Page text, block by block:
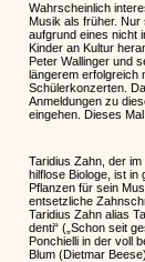
Wahrscheinlich
Musik als früher. Nur
aufgrund eines nicht
Kinder an Kultur
Peter Wallinger und
längerem erfolgreich
Schülerkonzerten.
Anmeldungen zu
eingehen. Dieses
Taridius Zahn, der
hilflose Biologe, ist in
Pflanzen für sein
entsetzliche
Taridius Zahn alias
denti“ („Schon seit
Ponchielli in der voll
Blum (Dietmar Beese).